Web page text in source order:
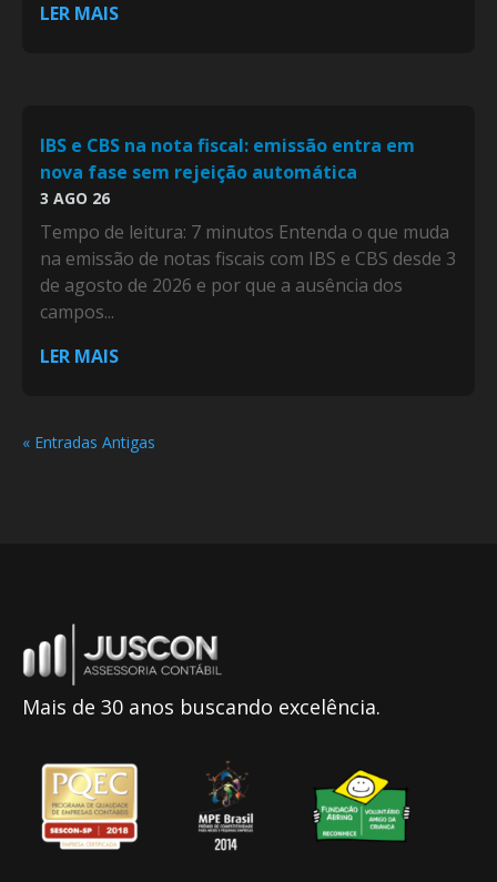
LER MAIS
IBS e CBS na nota fiscal: emissão entra em
nova fase sem rejeição automática
3 AGO 26
Tempo de leitura: 7 minutos Entenda o que muda
na emissão de notas fiscais com IBS e CBS desde 3
de agosto de 2026 e por que a ausência dos
campos...
LER MAIS
« Entradas Antigas
Mais de 30 anos buscando excelência.